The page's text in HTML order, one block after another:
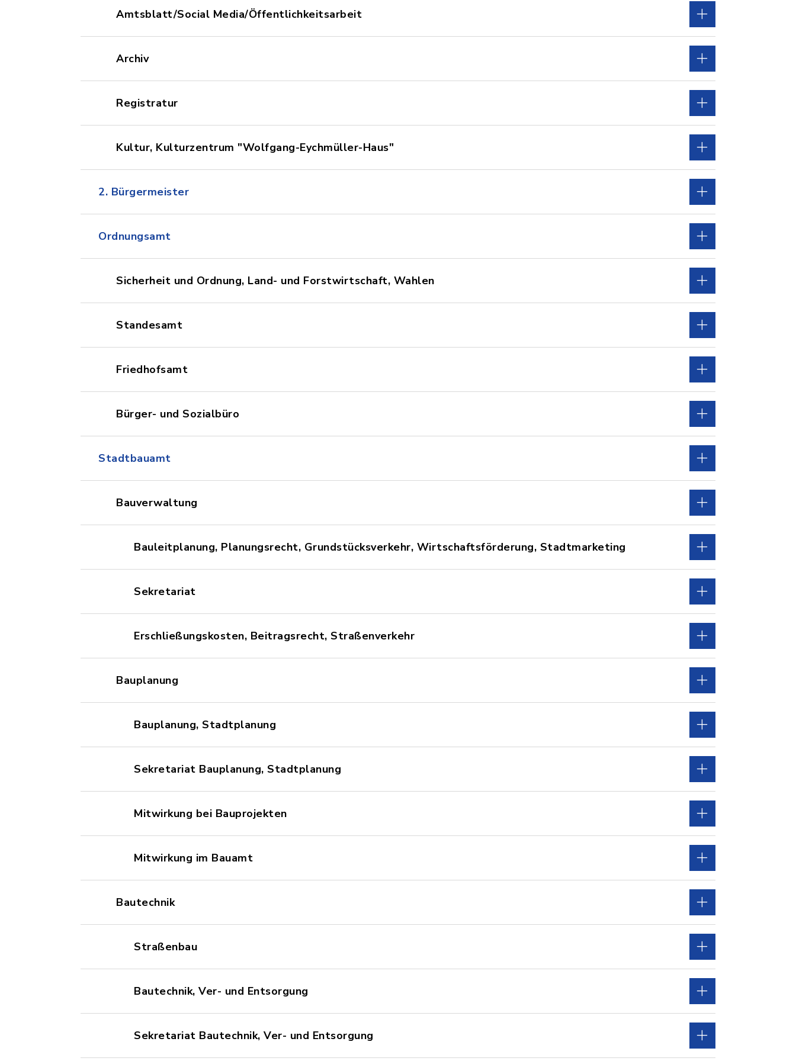
Amtsblatt/Social Media/Öffentlichkeitsarbeit
Archiv
Registratur
Kultur, Kulturzentrum "Wolfgang-Eychmüller-Haus"
2. Bürgermeister
Ordnungsamt
Sicherheit und Ordnung, Land- und Forstwirtschaft, Wahlen
Standesamt
Friedhofsamt
Bürger- und Sozialbüro
Stadtbauamt
Bauverwaltung
Bauleitplanung, Planungsrecht, Grundstücksverkehr, Wirtschaftsförderung, Stadtmarketing
Sekretariat
Erschließungskosten, Beitragsrecht, Straßenverkehr
Bauplanung
Bauplanung, Stadtplanung
Sekretariat Bauplanung, Stadtplanung
Mitwirkung bei Bauprojekten
Mitwirkung im Bauamt
Bautechnik
Straßenbau
Bautechnik, Ver- und Entsorgung
Sekretariat Bautechnik, Ver- und Entsorgung